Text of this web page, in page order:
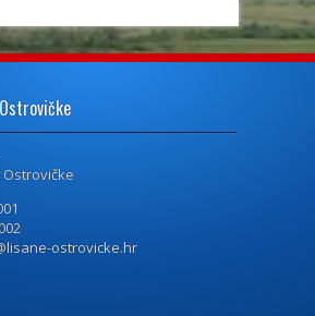
Ostrovičke
ostrovicke.hr